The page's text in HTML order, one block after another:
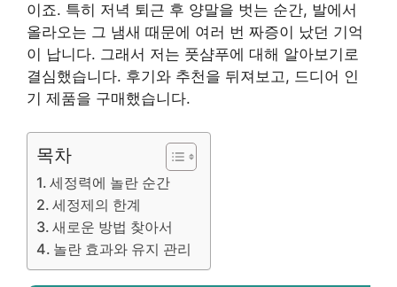
이죠. 특히 저녁 퇴근 후 양말을 벗는 순간, 발에서
올라오는 그 냄새 때문에 여러 번 짜증이 났던 기억
이 납니다. 그래서 저는 풋샴푸에 대해 알아보기로
결심했습니다. 후기와 추천을 뒤져보고, 드디어 인
기 제품을 구매했습니다.
목차
세정력에 놀란 순간
세정제의 한계
새로운 방법 찾아서
놀란 효과와 유지 관리